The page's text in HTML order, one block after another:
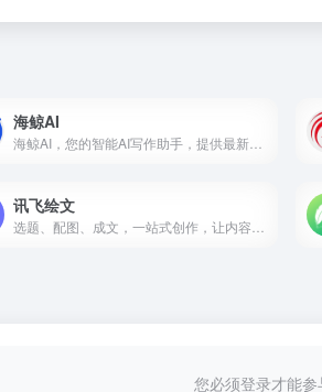
海鲸AI
讯飞绘文
您必须登录才能参